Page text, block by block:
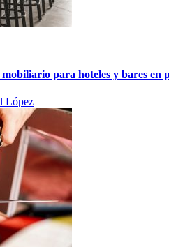
para hoteles y bares en
López